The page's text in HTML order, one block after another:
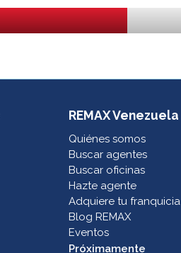
REMAX Venezuela
Quiénes somos
Buscar agentes
Buscar oficinas
Hazte agente
Adquiere tu franquicia
Blog REMAX
Eventos
Próximamente